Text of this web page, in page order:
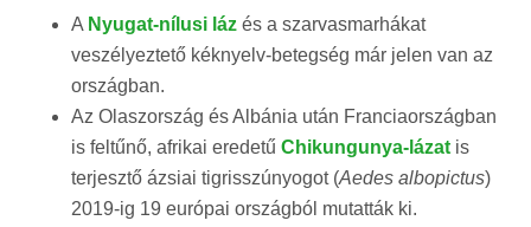
A Nyugat-nílusi láz és a szarvasmarhákat
veszélyeztető kéknyelv-betegség már jelen van az
országban.
Az Olaszország és Albánia után Franciaországban
is feltűnő, afrikai eredetű Chikungunya-lázat is
terjesztő ázsiai tigrisszúnyogot (Aedes albopictus)
2019-ig 19 európai országból mutatták ki.